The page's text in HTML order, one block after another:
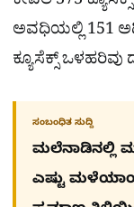
ಅವಧಿಯಲ್ಲಿ 151
ಕ್ಯೂಸೆಕ್ಸ್ ಒಳಹರಿವು
ಸಂಬಂಧಿತ ಸುದ್ದಿ
ಮಲೆನಾಡಿನಲ್ಲಿ
ಎಷ್ಟು